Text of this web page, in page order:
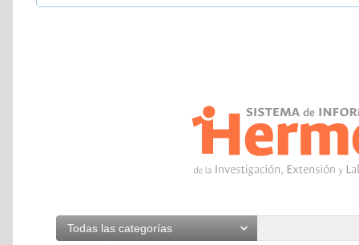
Todas las categorías